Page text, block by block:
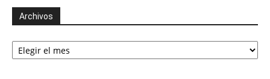
Archivos
Archivos